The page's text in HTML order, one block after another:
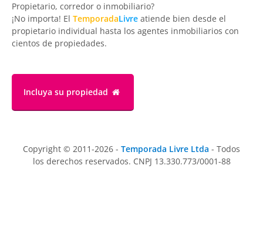
Propietario, corredor o inmobiliario?
¡No importa! El TemporadaLivre atiende bien desde el
propietario individual hasta los agentes inmobiliarios con
cientos de propiedades.
Incluya su propiedad
Copyright © 2011-2026 - Temporada Livre Ltda - Todos
los derechos reservados. CNPJ 13.330.773/0001-88